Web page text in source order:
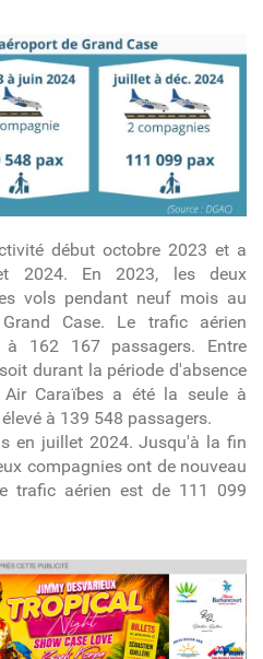
début octobre 2023 et a
2024. En 2023, les deux
vols pendant neuf mois au
Case. Le trafic aérien
à 162 167 passagers. Entre
durant la période d'absence
Caraïbes a été la seule à
à 139 548 passagers.
en juillet 2024. Jusqu'à la fin
compagnies ont de nouveau
trafic aérien est de 111 099